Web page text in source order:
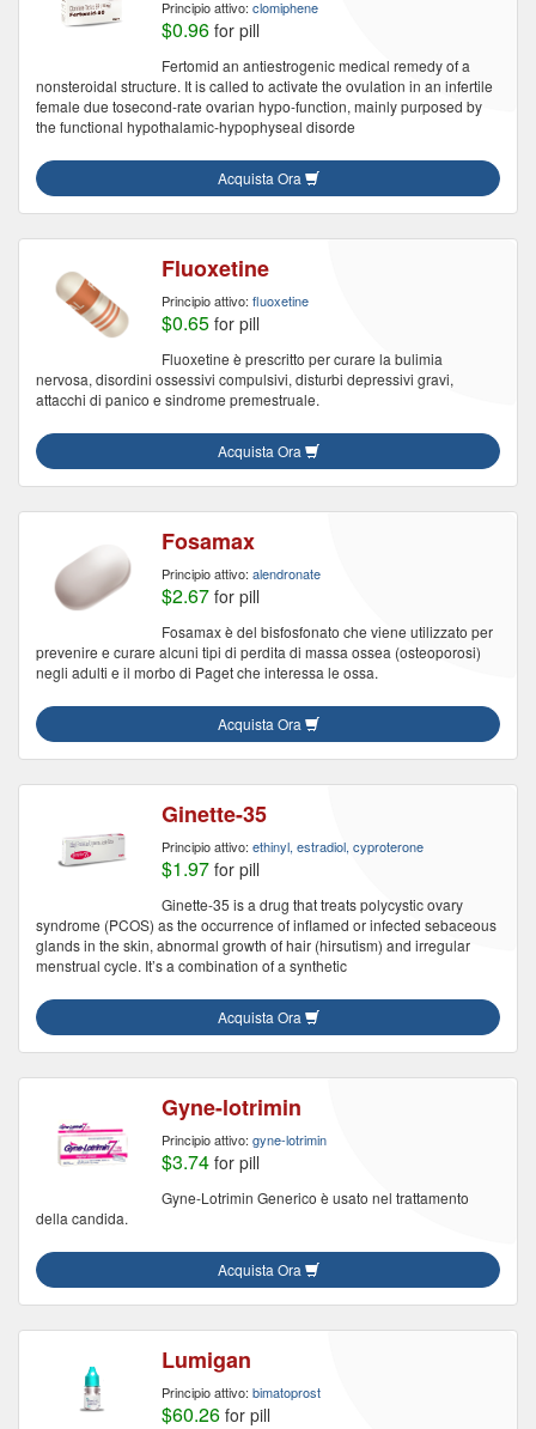
Principio attivo: clomiphene
$0.96 for pill
Fertomid an antiestrogenic medical remedy of a
nonsteroidal structure. It is called to activate the ovulation in an infertile
female due tosecond-rate ovarian hypo-function, mainly purposed by
the functional hypothalamic-hypophyseal disorde
Acquista Ora
Fluoxetine
Principio attivo: fluoxetine
$0.65 for pill
Fluoxetine è prescritto per curare la bulimia
nervosa, disordini ossessivi compulsivi, disturbi depressivi gravi,
attacchi di panico e sindrome premestruale.
Acquista Ora
Fosamax
Principio attivo: alendronate
$2.67 for pill
Fosamax è del bisfosfonato che viene utilizzato per
prevenire e curare alcuni tipi di perdita di massa ossea (osteoporosi)
negli adulti e il morbo di Paget che interessa le ossa.
Acquista Ora
Ginette-35
Principio attivo: ethinyl, estradiol, cyproterone
$1.97 for pill
Ginette-35 is a drug that treats polycystic ovary
syndrome (PCOS) as the occurrence of inflamed or infected sebaceous
glands in the skin, abnormal growth of hair (hirsutism) and irregular
menstrual cycle. It’s a combination of a synthetic
Acquista Ora
Gyne-lotrimin
Principio attivo: gyne-lotrimin
$3.74 for pill
Gyne-Lotrimin Generico è usato nel trattamento
della candida.
Acquista Ora
Lumigan
Principio attivo: bimatoprost
$60.26 for pill